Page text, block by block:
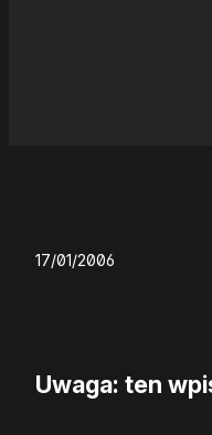
17/01/2006
Uwaga: ten